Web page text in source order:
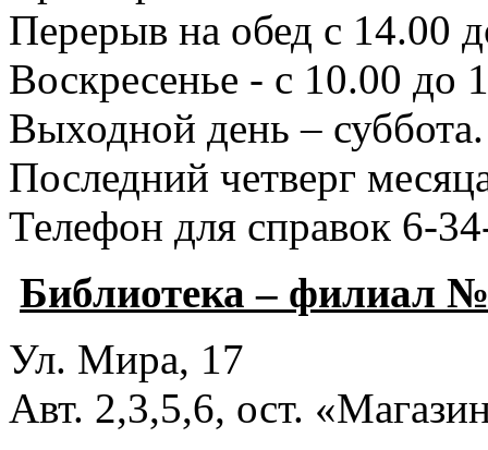
Перерыв на обед с 14.00
Воскресенье - с 10.00 до
Выходной день – суббота.
Последний четверг
Телефон для справок 6-
Библиотека – филиал
Ул. Мира, 17
Авт. 2,3,5,6, ост.